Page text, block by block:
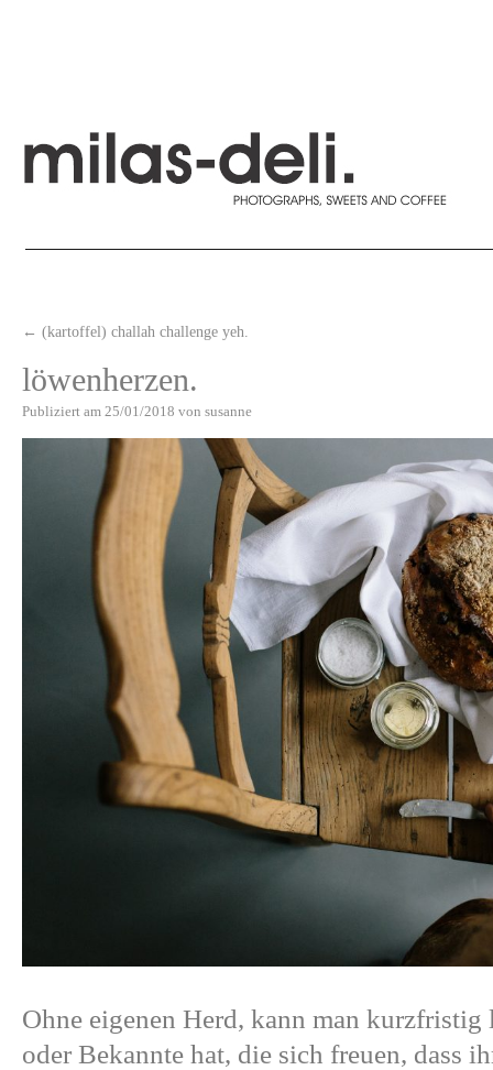
← (kartoffel) challah challenge yeh.
löwenherzen.
Publiziert am 25/01/2018 von susanne
Ohne eigenen Herd, kann man kurzfristig
oder Bekannte hat, die sich freuen, dass